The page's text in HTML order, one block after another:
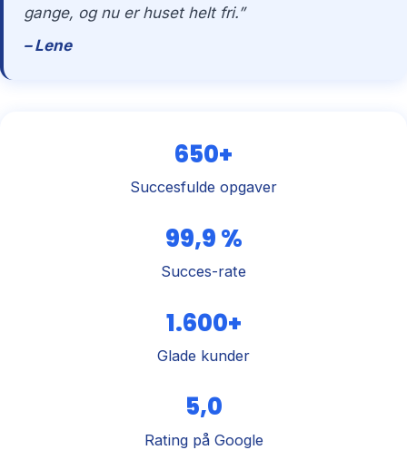
gange, og nu er huset helt fri.”
– Lene
650+
Succesfulde opgaver
99,9 %
Succes-rate
1.600+
Glade kunder
5,0
Rating på Google